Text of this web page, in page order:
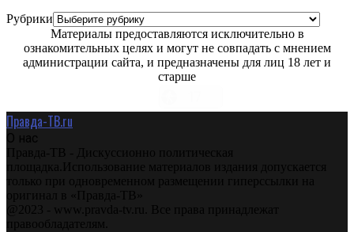
Рубрики
Материалы предоставляются исключительно в
ознакомительных целях и могут не совпадать с мнением
администрации сайта, и предназначены для лиц 18 лет и
старше
Правда-ТВ.ru
О нас
Правда-ТВ - Дискуссионно политическая
площадка.Использование материалов издания допускается
только при одновременном размещении гиперссылки на
оригинал в «Правда-ТВ»
@2023 - www.pravda-tv.ru. Все права принадлежат
правообладателям.